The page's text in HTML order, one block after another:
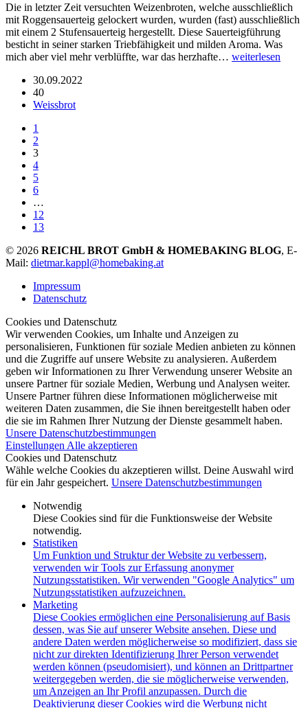
Die in letzter Zeit versuchten Weizenbroten, welche ausschließlich
mit Roggensauerteig gelockert wurden, wurden (fast) ausschließlich
mit einem 2 Stufensauerteig hergestellt. Diese Sauerteigführung
besticht in seiner starken Triebfähigkeit und milden Aroma. Was
mich aber viel mehr verblüffte, war das herzhafte… weiterlesen
30.09.2022
40
Weissbrot
1
2
3
4
5
6
…
12
13
© 2026 REICHL BROT GmbH & HOMEBAKING BLOG, E-
Mail: dietmar.kappl@homebaking.at
Impressum
Datenschutz
Cookies und Datenschutz
Wir verwenden Cookies, um Inhalte und Anzeigen zu
personalisieren, Funktionen für soziale Medien anbieten zu können
und die Zugriffe auf unsere Website zu analysieren. Außerdem
geben wir Informationen zu Ihrer Verwendung unserer Website an
unsere Partner für soziale Medien, Werbung und Analysen weiter.
Unsere Partner führen diese Informationen möglicherweise mit
weiteren Daten zusammen, die Sie ihnen bereitgestellt haben oder
die sie im Rahmen Ihrer Nutzung der Dienste gesammelt haben.
Unsere Datenschutzbestimmungen
Einstellungen Alle akzeptieren
Cookies und Datenschutz
Wähle welche Cookies du akzeptieren willst. Deine Auswahl wird
für ein Jahr gespeichert. Unsere Datenschutzbestimmungen
Notwendig
Diese Cookies sind für die Funktionsweise der Website
notwendig.
Statistiken
Um Funktion und Struktur der Website zu verbessern,
verwenden wir Tools zur Erfassung anonymer
Nutzungsstatistiken. Wir verwenden "Google Analytics" um
Nutzungsstatistiken aufzuzeichnen.
Marketing
Diese Cookies ermöglichen eine Personalisierung auf Basis
dessen, was Sie auf unserer Website ansehen. Diese und
andere Daten werden möglicherweise so modifiziert, dass sie
nicht zur direkten Identifizierung Ihrer Person verwendet
werden können (pseudomisiert), und können an Drittpartner
weitergegeben werden, die sie möglicherweise verwenden,
um Anzeigen an Ihr Profil anzupassen. Durch die
Deaktivierung dieser Cookies wird die Werbung nicht